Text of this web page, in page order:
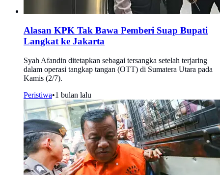
Alasan KPK Tak Bawa Pemberi Suap Bupati
Langkat ke Jakarta
Syah Afandin ditetapkan sebagai tersangka setelah terjaring
dalam operasi tangkap tangan (OTT) di Sumatera Utara pada
Kamis (2/7).
Peristiwa•1 bulan lalu